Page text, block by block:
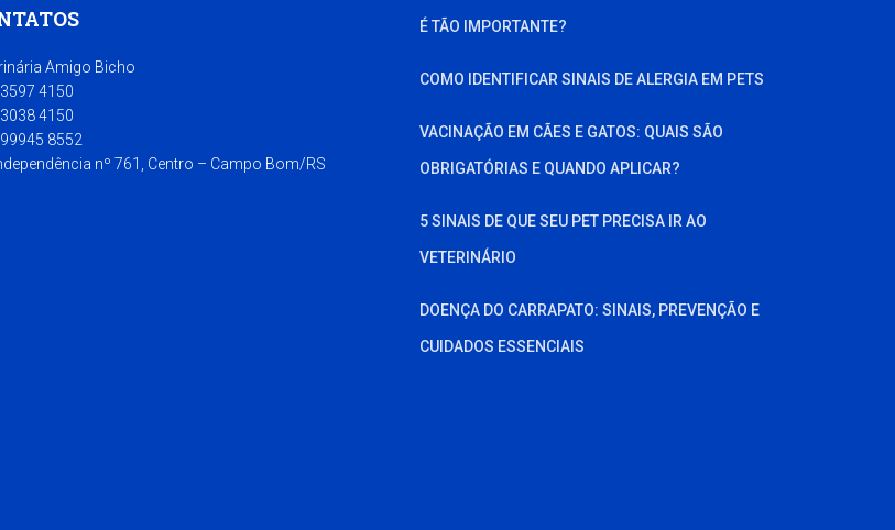
Amigo Bicho
4150
4150
8552
nº 761, Centro – Campo Bom/RS
É TÃO IMPORTANTE?
COMO IDENTIFICAR SINAIS DE ALERGIA EM PETS
VACINAÇÃO EM CÃES E GATOS: QUAIS SÃO
OBRIGATÓRIAS E QUANDO APLICAR?
5 SINAIS DE QUE SEU PET PRECISA IR AO
VETERINÁRIO
DOENÇA DO CARRAPATO: SINAIS, PREVENÇÃO E
CUIDADOS ESSENCIAIS